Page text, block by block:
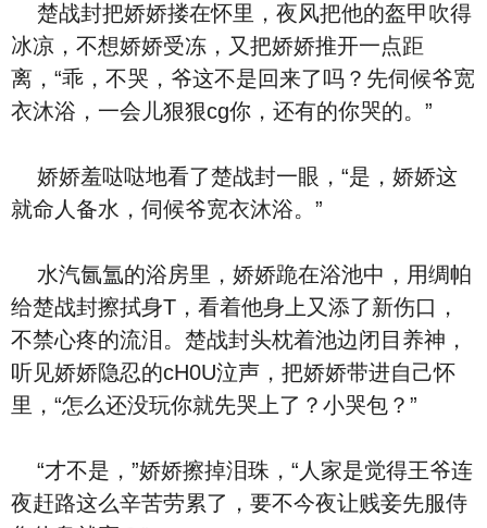
楚战封把娇娇搂在怀里，夜风把他的盔甲吹得
冰凉，不想娇娇受冻，又把娇娇推开一点距
离，“乖，不哭，爷这不是回来了吗？先伺候爷宽
衣沐浴，一会儿狠狠cg你，还有的你哭的。”
娇娇羞哒哒地看了楚战封一眼，“是，娇娇这
就命人备水，伺候爷宽衣沐浴。”
水汽氤氲的浴房里，娇娇跪在浴池中，用绸帕
给楚战封擦拭身T，看着他身上又添了新伤口，
不禁心疼的流泪。楚战封头枕着池边闭目养神，
听见娇娇隐忍的cH0U泣声，把娇娇带进自己怀
里，“怎么还没玩你就先哭上了？小哭包？”
“才不是，”娇娇擦掉泪珠，“人家是觉得王爷连
夜赶路这么辛苦劳累了，要不今夜让贱妾先服侍